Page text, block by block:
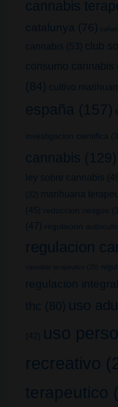
cannabis
catalunya (76)
cannabis (53) club
consumo cannabis
(84) cultivo
españa (157)
investigacion cientifica
cannabis (129)
ley sobre cannabis
(32)
marihuana
(45) reduccion riesgos
(47) regulacion
regulacion
cannabis terapeutico (25)
regulacion
thc (80) uso
(42) uso
recreativo
terapeutico